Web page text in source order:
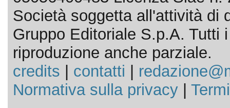
Società soggetta all'attività di
Gruppo Editoriale S.p.A. Tutti
riproduzione anche parziale.
credits
contatti
Normativa sulla privacy|